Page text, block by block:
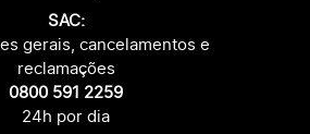
SAC:
gerais, cancelamentos e
reclamações
0800 591 2259
24h por dia